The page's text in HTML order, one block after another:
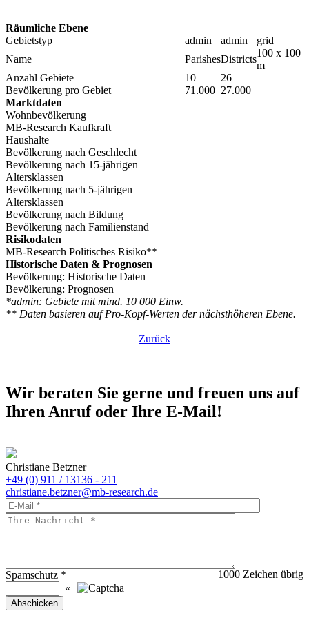
Räumliche Ebene
Gebietstyp
admin admin
grid
Name
ParishesDistricts
100 x 100
m
Anzahl Gebiete
10
26
Bevölkerung pro Gebiet
71.000 27.000
Marktdaten
Wohnbevölkerung
MB-Research Kaufkraft
Haushalte
Bevölkerung nach Geschlecht
Bevölkerung nach 15-jährigen
Altersklassen
Bevölkerung nach 5-jährigen
Altersklassen
Bevölkerung nach Bildung
Bevölkerung nach Familienstand
Risikodaten
MB-Research Politisches Risiko**
Historische Daten & Prognosen
Bevölkerung: Historische Daten
Bevölkerung: Prognosen
*admin: Gebiete mit mind. 10 000 Einw.
** Daten basieren auf Pro-Kopf-Werten der nächsthöheren Ebene.
Zurück
Wir beraten Sie gerne und freuen uns auf
Ihren Anruf oder Ihre E-Mail!
Christiane Betzner
+49 (0) 911 / 13136 - 211
christiane.betzner@mb-research.de
1000 Zeichen übrig
Spamschutz *
«